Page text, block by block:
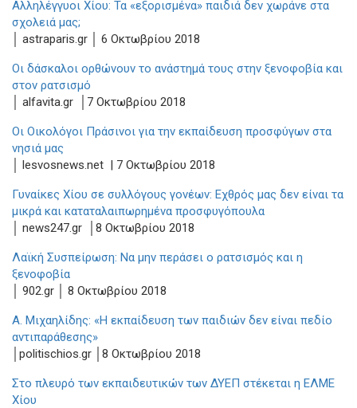
Aλληλέγγυοι Χίου: Τα «εξορισμένα» παιδιά δεν χωράνε στα
σχολειά μας;
│ astraparis.gr │ 6 Οκτωβρίου 2018
Οι δάσκαλοι ορθώνουν το ανάστημά τους στην ξενοφοβία και
στον ρατσισμό
│ alfavita.gr │7 Οκτωβρίου 2018
Οι Οικολόγοι Πράσινοι για την εκπαίδευση προσφύγων στα
νησιά μας
│ lesvosnews.net | 7 Oκτωβρίου 2018
Γυναίκες Χίου σε συλλόγους γονέων: Εχθρός μας δεν είναι τα
μικρά και καταταλαιπωρημένα προσφυγόπουλα
│ news247.gr │8 Οκτωβρίου 2018
Λαϊκή Συσπείρωση: Να μην περάσει ο ρατσισμός και η
ξενοφοβία
│ 902.gr │ 8 Οκτωβρίου 2018
Α. Μιχαηλίδης: «Η εκπαίδευση των παιδιών δεν είναι πεδίο
αντιπαράθεσης»
│politischios.gr │8 Οκτωβρίου 2018
Στο πλευρό των εκπαιδευτικών των ΔΥΕΠ στέκεται η ΕΛΜΕ
Χίου